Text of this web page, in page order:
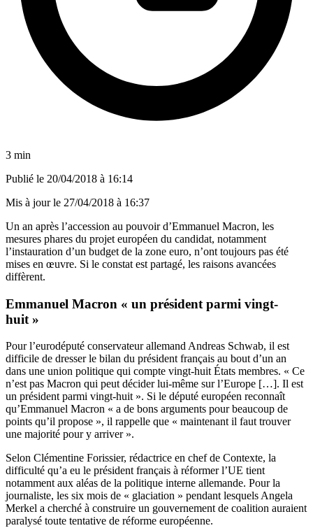
3 min
Publié le 20/04/2018 à 16:14
Mis à jour le 27/04/2018 à 16:37
Un an après l’accession au pouvoir d’Emmanuel Macron, les
mesures phares du projet européen du candidat, notamment
l’instauration d’un budget de la zone euro, n’ont toujours pas été
mises en œuvre. Si le constat est partagé, les raisons avancées
diffèrent.
Emmanuel Macron « un président parmi vingt-
huit »
Pour l’eurodéputé conservateur allemand Andreas Schwab, il est
difficile de dresser le bilan du président français au bout d’un an
dans une union politique qui compte vingt-huit États membres. « Ce
n’est pas Macron qui peut décider lui-même sur l’Europe […]. Il est
un président parmi vingt-huit ». Si le député européen reconnaît
qu’Emmanuel Macron « a de bons arguments pour beaucoup de
points qu’il propose », il rappelle que « maintenant il faut trouver
une majorité pour y arriver ».
Selon Clémentine Forissier, rédactrice en chef de Contexte, la
difficulté qu’a eu le président français à réformer l’UE tient
notamment aux aléas de la politique interne allemande. Pour la
journaliste, les six mois de « glaciation » pendant lesquels Angela
Merkel a cherché à construire un gouvernement de coalition auraient
paralysé toute tentative de réforme européenne.